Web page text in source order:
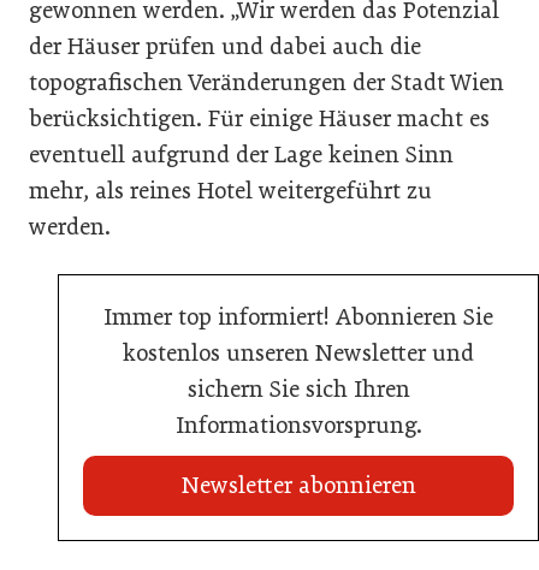
gewonnen werden. „Wir werden das Potenzial
der Häuser prüfen und dabei auch die
topografischen Veränderungen der Stadt Wien
berücksichtigen. Für einige Häuser macht es
eventuell aufgrund der Lage keinen Sinn
mehr, als reines Hotel weitergeführt zu
werden.
Immer top informiert! Abonnieren Sie
kostenlos unseren Newsletter und
sichern Sie sich Ihren
Informationsvorsprung.
Newsletter abonnieren